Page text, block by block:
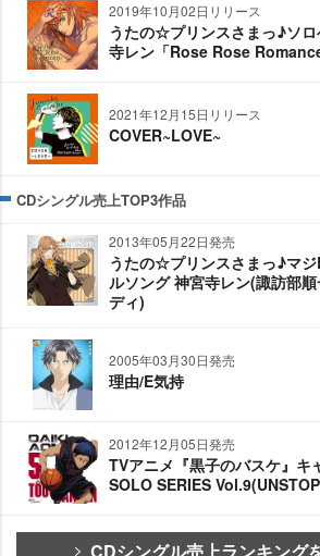
2019年10月02日リリース
うたの☆プリンスさまっ♪ソ
寺レン「Rose Rose
2021年12月15日リリース
COVER~LOVE~
CDシングル売上TOP3作品
2013年05月22日発売
うたの☆プリンスさまっ♪マ
ルソング 神宮寺レン(諏訪部
ディ)
2005年03月30日発売
理由/E気持
2012年12月05日発売
TVアニメ『黒子のバスケ』キ
SOLO SERIES